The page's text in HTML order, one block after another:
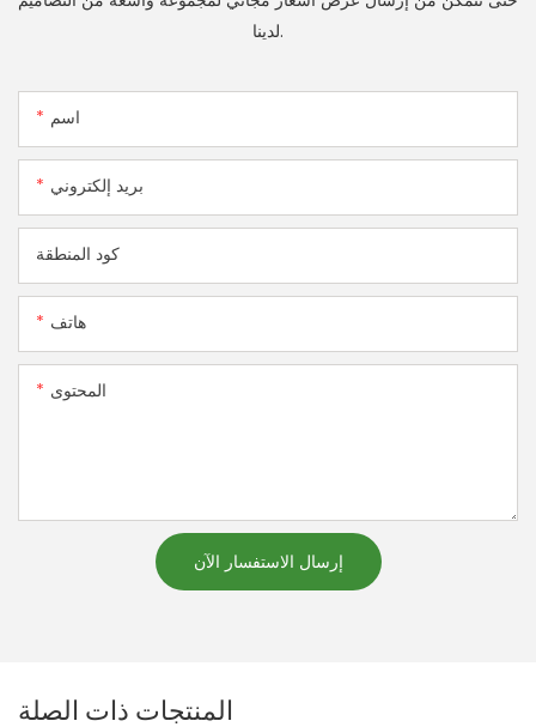
لدينا.
اسم
بريد إلكتروني
كود المنطقة
هاتف
المحتوى
إرسال الاستفسار الآن
المنتجات ذات الصلة